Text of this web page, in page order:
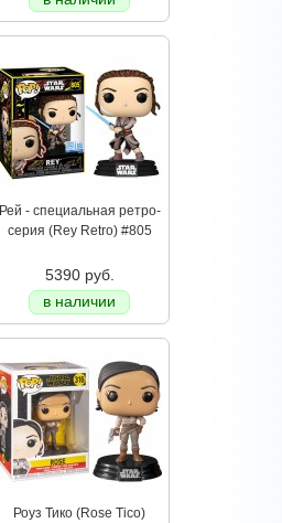
Рей - специальная ретро-
серия (Rey Retro) #805
5390 руб.
в наличии
Роуз Тико (Rose Tico)